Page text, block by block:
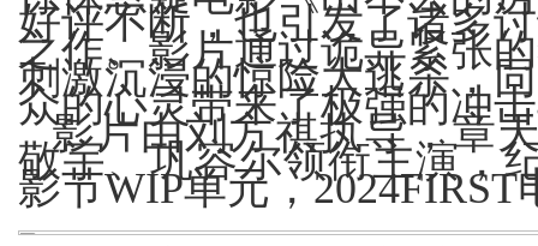
好评不断，也引发了诸多
之作。影片通过诡异紧张
刺激沉浸的惊险大逃杀，
众的心灵带来了极强的冲
影片由刘方祺执导，章
敬宇、巩容尔领衔主演，
影节WIP单元，